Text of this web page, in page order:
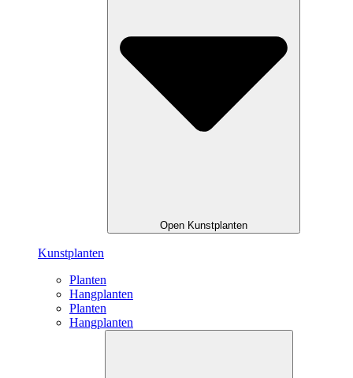
Open Kunstplanten
Kunstplanten
Planten
Hangplanten
Planten
Hangplanten